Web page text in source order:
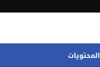
المحتويات